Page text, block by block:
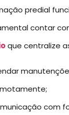
predial
contar
que centralize
com